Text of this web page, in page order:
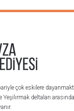
çok eskilere
Yeşilırmak deltaları